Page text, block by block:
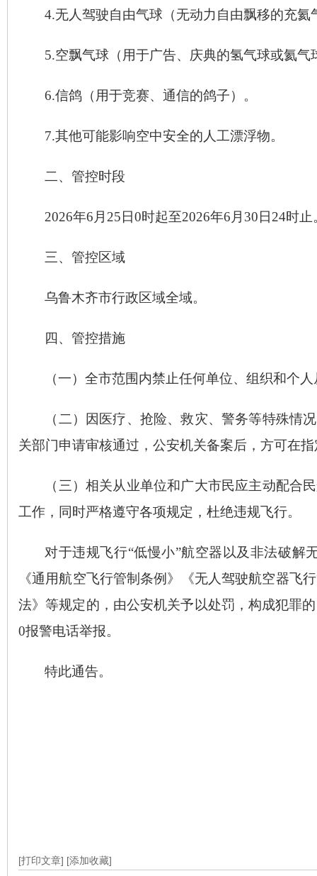
4.无人驾驶自由气球（无动力自由飘移的充氦
5.空飘气球（用于广告、庆典的氢气球或氦气
6.信鸽（用于竞赛、通信的鸽子）。
7.其他可能影响空中安全的人工漂浮物。
二、管控时段
2026年6 月 25 日0时起至2026年6 月 30 日 24时止
三、管控区域
乌鲁木齐市行政区域全域。
四、管控措施
（一）全市范围内禁止任何单位、组织和个
（二）因医疗、抢险、救灾、警务等特殊情
关部门申请审核通过，公安机关备案后，方可在
（三）相关从业单位和广大市民应主动配合
工作，同时严格遵守各项规定，杜绝违规飞行。
对于违规飞行“低慢小”航空器以及非法破解
《通用航空飞行管制条例》《无人驾驶航空器飞
法》等规定的，由公安机关予以处罚，构成犯罪
0报警电话举报。
特此通告。
[打印文章] [添加收藏]